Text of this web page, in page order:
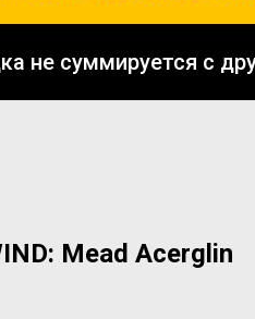
не суммируется с
Mead Acerglin